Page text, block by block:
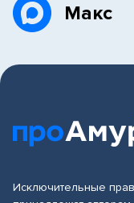
Макс
Исключительные